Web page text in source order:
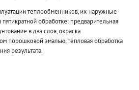
теплообменников, их наружные
обработке: предварительная
в два слоя, окраска
порошковой эмалью, тепловая обработка
результата.